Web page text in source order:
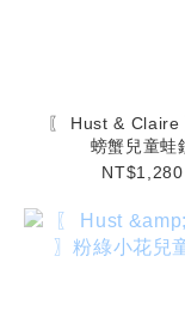
〖 Hust & Claire
螃蟹兒童蛙
NT$1,280